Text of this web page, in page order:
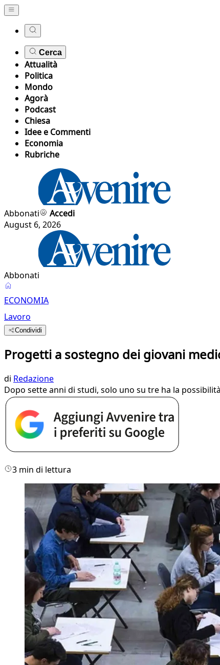
Cerca
Attualità
Politica
Mondo
Agorà
Podcast
Chiesa
Idee e Commenti
Economia
Rubriche
Abbonati
Accedi
August 6, 2026
Abbonati
ECONOMIA
Lavoro
Condividi
Progetti a sostegno dei giovani
di Redazione
Dopo sette anni di studi, solo uno su tre ha la
3 min di lettura